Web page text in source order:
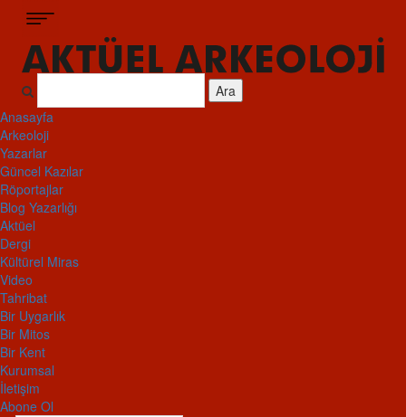
Ara
Anasayfa
Arkeoloji
Yazarlar
Güncel Kazılar
Röportajlar
Blog Yazarlığı
Aktüel
Dergi
Kültürel Miras
Video
Tahribat
Bir Uygarlık
Bir Mitos
Bir Kent
Kurumsal
İletişim
Abone Ol